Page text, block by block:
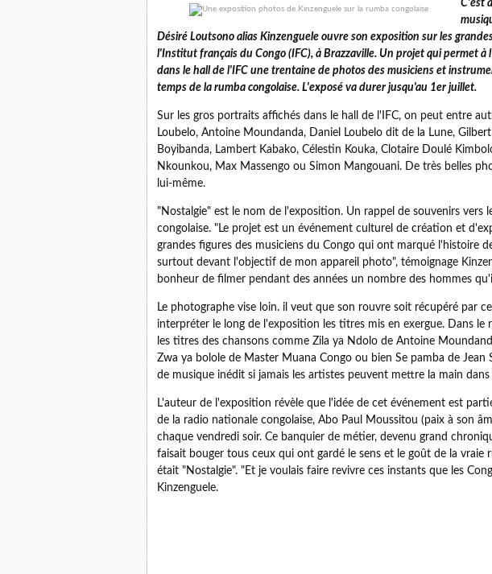
C'est
Désiré Loutsono alias Kinzenguele ouvre son exposition sur les
l'Institut français du Congo (IFC), à Brazzaville. Un projet qui permet
dans le hall de l'IFC une trentaine de photos des musiciens et
temps de la rumba congolaise. L'exposé va durer jusqu'au 1er juillet.
Sur les gros portraits affichés dans le hall de l'IFC, on peut entre
Loubelo, Antoine Moundanda, Daniel Loubelo dit de la Lune,
Boyibanda, Lambert Kabako, Célestin Kouka, Clotaire Doulé
Nkounkou, Max Massengo ou Simon Mangouani. De très belles
lui-même.
"Nostalgie" est le nom de l'exposition. Un rappel de souvenirs vers
congolaise. "Le projet est un événement culturel de création et
grandes figures des musiciens du Congo qui ont marqué l'histoire
surtout devant l'objectif de mon appareil photo", témoignage
bonheur de filmer pendant des années un nombre des hommes
Le photographe vise loin. il veut que son rouvre soit récupéré par
interpréter le long de l'exposition les titres mis en exergue. Dans le
les titres des chansons comme Zila ya Ndolo de Antoine
Zwa ya bolole de Master Muana Congo ou bien Se pamba de Jean
de musique inédit si jamais les artistes peuvent mettre la main
L'auteur de l'exposition révèle que l'idée de cet événement est
de la radio nationale congolaise, Abo Paul Moussitou (paix à son
chaque vendredi soir. Ce banquier de métier, devenu grand
faisait bouger tous ceux qui ont gardé le sens et le goût de la vraie
était "Nostalgie". "Et je voulais faire revivre ces instants que les
Kinzenguele.